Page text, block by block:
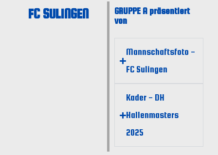
FC SULINGEN
GRUPPE A präsentiert
von
Mannschaftsfoto -
FC Sulingen
Kader - DH
Hallenmasters
2025